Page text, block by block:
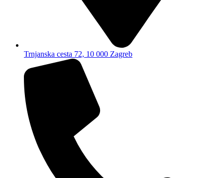
Trnjanska cesta 72, 10 000 Zagreb